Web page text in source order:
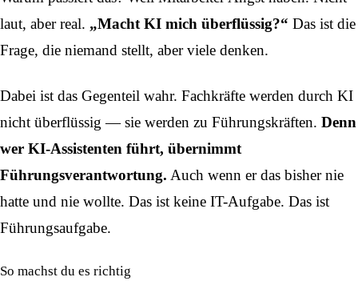
laut, aber real. „Macht KI mich überflüssig?“ Das ist die
Frage, die niemand stellt, aber viele denken.
Dabei ist das Gegenteil wahr. Fachkräfte werden durch KI
nicht überflüssig — sie werden zu Führungskräften. Denn
wer KI-Assistenten führt, übernimmt
Führungsverantwortung. Auch wenn er das bisher nie
hatte und nie wollte. Das ist keine IT-Aufgabe. Das ist
Führungsaufgabe.
So machst du es richtig